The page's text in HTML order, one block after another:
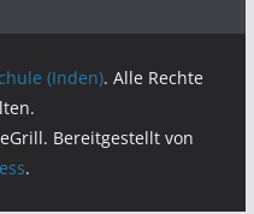
(Inden). Alle Rechte
Bereitgestellt von
.